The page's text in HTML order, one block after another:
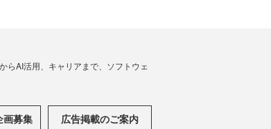
らAI活用、キャリアまで、ソフトウェ
画募集 広告掲載のご案内